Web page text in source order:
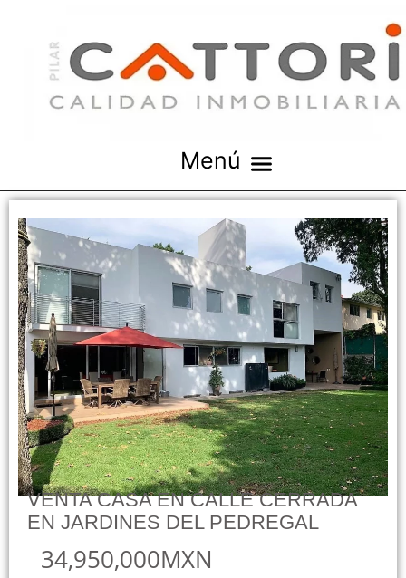
VENTA CASA EN CALLE CERRADA
EN JARDINES DEL PEDREGAL
34,950,000MXN